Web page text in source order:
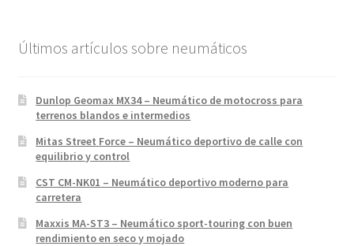
Últimos artículos sobre neumáticos
Dunlop Geomax MX34 – Neumático de motocross para
terrenos blandos e intermedios
Mitas Street Force – Neumático deportivo de calle con
equilibrio y control
CST CM-NK01 – Neumático deportivo moderno para
carretera
Maxxis MA-ST3 – Neumático sport-touring con buen
rendimiento en seco y mojado